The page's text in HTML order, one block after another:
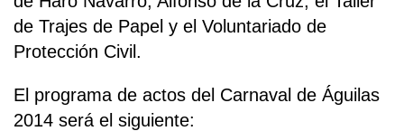
de Trajes de Papel y el Voluntariado de
Protección Civil.
El programa de actos del Carnaval de Águilas
2014 será el siguiente: